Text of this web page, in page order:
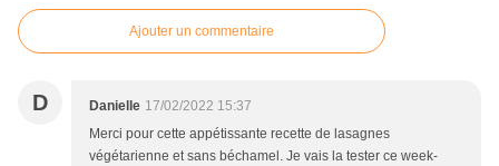
Ajouter un commentaire
D Danielle 17/02/2022 15:37
Merci pour cette appétissante recette de lasagnes
végétarienne et sans béchamel. Je vais la tester ce week-